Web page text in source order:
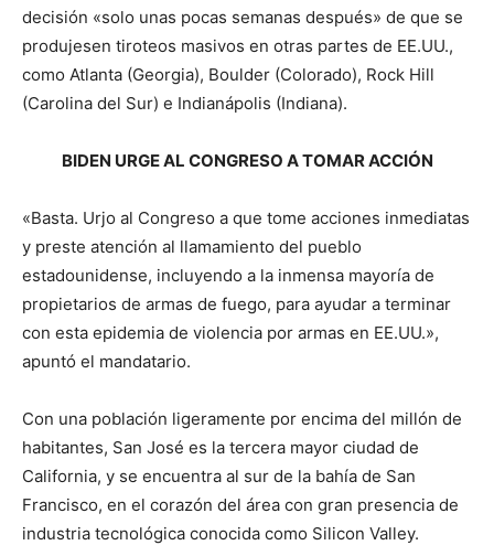
decisión «solo unas pocas semanas después» de que se
produjesen tiroteos masivos en otras partes de EE.UU.,
como Atlanta (Georgia), Boulder (Colorado), Rock Hill
(Carolina del Sur) e Indianápolis (Indiana).
BIDEN URGE AL CONGRESO A TOMAR ACCIÓN
«Basta. Urjo al Congreso a que tome acciones inmediatas
y preste atención al llamamiento del pueblo
estadounidense, incluyendo a la inmensa mayoría de
propietarios de armas de fuego, para ayudar a terminar
con esta epidemia de violencia por armas en EE.UU.»,
apuntó el mandatario.
Con una población ligeramente por encima del millón de
habitantes, San José es la tercera mayor ciudad de
California, y se encuentra al sur de la bahía de San
Francisco, en el corazón del área con gran presencia de
industria tecnológica conocida como Silicon Valley.